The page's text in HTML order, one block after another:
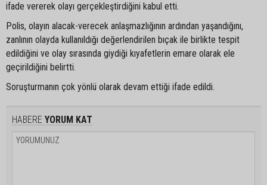
ifade vererek olayı gerçekleştirdiğini kabul etti.
Polis, olayın alacak-verecek anlaşmazlığının ardından yaşandığını,
zanlının olayda kullanıldığı değerlendirilen bıçak ile birlikte tespit
edildiğini ve olay sırasında giydiği kıyafetlerin emare olarak ele
geçirildiğini belirtti.
Soruşturmanın çok yönlü olarak devam ettiği ifade edildi.
HABERE YORUM KAT